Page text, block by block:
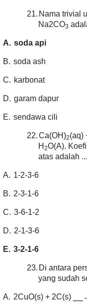
21. Nama trivial
Na2CO3
A. soda api
B. soda ash
C. karbonat
D. garam dapur
E. sendawa cili
22.Ca(OH)2(aq)
H2O(A).
atas adalah
A. 1-2-3-6
B. 2-3-1-6
C. 3-6-1-2
D. 2-1-3-6
E. 3-2-1-6
23. Di antara
yang sudah
A. 2CuO(s) + 2C(s)